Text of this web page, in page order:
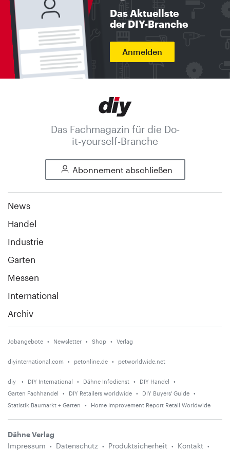
Das Aktuellste
der DIY-Branche
Anmelden
Das Fachmagazin für die Do-
it-yourself-Branche
Abonnement abschließen
News
Handel
Industrie
Garten
Messen
International
Archiv
Jobangebote Newsletter Shop Verlag
diyinternational.com petonline.de petworldwide.net
diy DIY International Dähne Infodienst
DIY Handel
Garten Fachhandel
DIY Retailers worldwide
DIY Buyers' Guide
Statistik Baumarkt + Garten
Home Improvement Report Retail Worldwide
Dähne Verlag
Impressum
Datenschutz Produktsicherheit Kontakt